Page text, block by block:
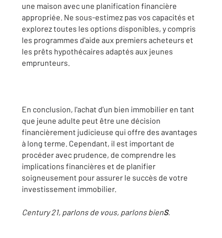
une maison avec une planification financière
appropriée. Ne sous-estimez pas vos capacités et
explorez toutes les options disponibles, y compris
les programmes d'aide aux premiers acheteurs et
les prêts hypothécaires adaptés aux jeunes
emprunteurs.
En conclusion, l'achat d'un bien immobilier en tant
que jeune adulte peut être une décision
financièrement judicieuse qui offre des avantages
à long terme. Cependant, il est important de
procéder avec prudence, de comprendre les
implications financières et de planifier
soigneusement pour assurer le succès de votre
investissement immobilier.
Century 21, parlons de vous, parlons bienS.